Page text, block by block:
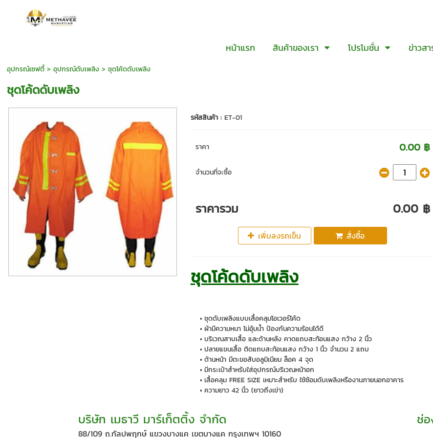
หน้าแรก สินค้าของเรา โปรโมชั่น ข่าวส
อุปกรณ์เซฟตี้> อุปกรณ์ดับเพลิง> ชุดโค้ดดับเพลิง
ชุดโค้ดดับเพลิง
รหัสสินค้า : ET-01
ราคา 0.00 ฿
จำนวนที่จะซื้อ
ราคารวม 0.00 ฿
เพิ่มลงรถเข็น สั่งซื้อ
ชุดโค้ดดับเพลิง
ชุดดับเพลิงแบบเสื้อคลุมโอเวอร์โค้ด
ผ้ามีความหนา ไม่อุ้มน้ำ ป้องกันความร้อนได้ดี
บริเวณสาบเสื้อ และด้านหลัง คาดแถบสะท้อนแสง กว้าง 2 นิ้ว
ปลายแขนเสื้อ ติดแถบสะท้อนแสง กว้าง 1 นิ้ว จำนวน 2 แถบ
ด้านหน้า มีตะขอสับอลูมิเนียม ล็อค 4 จุด
มีกระเป๋าสำหรับใส่อุปกรณ์บริเวณหน้าอก
เสื้อคลุม FREE SIZE เหมาะสำหรับ ใช้ซ้อมดับเพลิงหรืองานภายนอกอาคาร
ความยาว 42 นิ้ว (ยาวถึงเข่า)
บริษัท เมธาวี มาร์เก็ตติ้ง จำกัด
88/109 ถ.กัลปพฤกษ์ แขวงบางแค เขตบางแค กรุงเทพฯ 10160
ช่อ